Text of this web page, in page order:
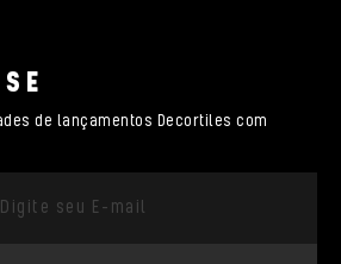
de lançamentos Decortiles com